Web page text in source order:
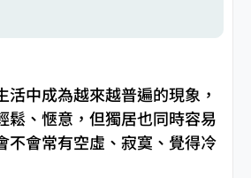
活中成為越來越普遍的現象，
鬆、愜意，但獨居也同時容易
不會常有空虛、寂寞、覺得冷